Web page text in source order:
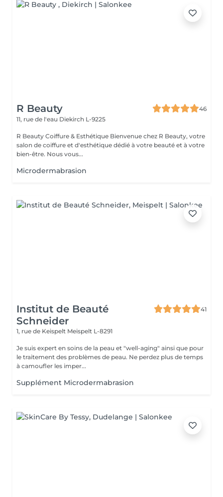
R Beauty
46
11, rue de l'eau Diekirch L-9225
R Beauty Coiffure & Esthétique Bienvenue chez R Beauty, votre
salon de coiffure et d'esthétique dédié à votre beauté et à votre
bien-être. Nous vous...
Microdermabrasion
Institut de Beauté
Schneider
41
1, rue de Keispelt Meispelt L-8291
Je suis expert en soins de la peau et "well-aging" ainsi que pour
le traitement des problèmes de peau. Ne perdez plus de temps
à camoufler les imper...
Supplément Microdermabrasion